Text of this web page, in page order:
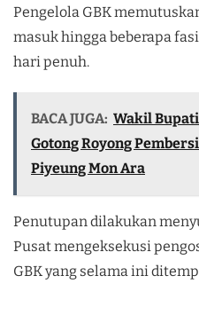
Pengelola GBK
masuk hingga beberapa
hari penuh.
BACA JUGA: Wakil
Gotong Royong
Piyeung Mon Ara
Penutupan dilakukan
Pusat mengeksekusi
GBK yang selama ini